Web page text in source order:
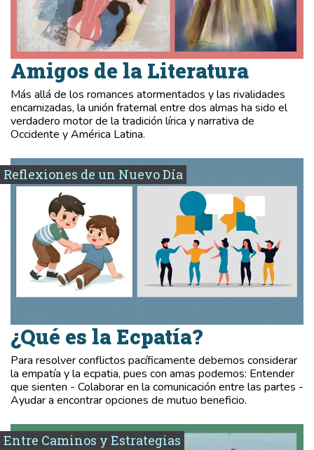
Amigos de la Literatura
Más allá de los romances atormentados y las rivalidades
encarnizadas, la unión fraternal entre dos almas ha sido el
verdadero motor de la tradición lírica y narrativa de
Occidente y América Latina.
Reflexiones de un Nuevo Día
¿Qué es la Ecpatía?
Para resolver conflictos pacíficamente debemos considerar
la empatía y la ecpatia, pues con amas podemos: Entender
que sienten - Colaborar en la comunicación entre las partes -
Ayudar a encontrar opciones de mutuo beneficio.
Entre Caminos y Estrategias